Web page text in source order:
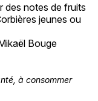
des notes de fruits
jeunes ou
Bouge
à consommer